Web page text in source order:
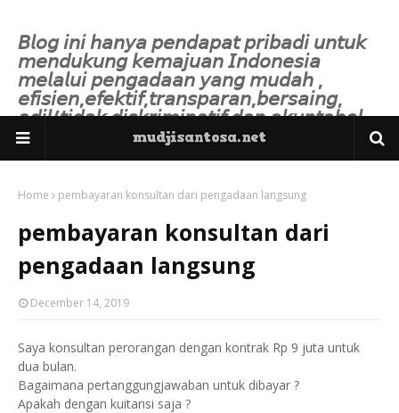
𝘉𝘭𝘰𝘨 𝘪𝘯𝘪 𝘩𝘢𝘯𝘺𝘢 𝘱𝘦𝘯𝘥𝘢𝘱𝘢𝘵 𝘱𝘳𝘪𝘣𝘢𝘥𝘪 𝘶𝘯𝘵𝘶𝘬
𝘮𝘦𝘯𝘥𝘶𝘬𝘶𝘯𝘨 𝘬𝘦𝘮𝘢𝘫𝘶𝘢𝘯 𝘐𝘯𝘥𝘰𝘯𝘦𝘴𝘪𝘢
𝘮𝘦𝘭𝘢𝘭𝘶𝘪 𝘱𝘦𝘯𝘨𝘢𝘥𝘢𝘢𝘯 𝘺𝘢𝘯𝘨 𝘮𝘶𝘥𝘢𝘩 ,
𝘦𝘧𝘪𝘴𝘪𝘦𝘯,𝘦𝘧𝘦𝘬𝘵𝘪𝘧,𝘵𝘳𝘢𝘯𝘴𝘱𝘢𝘳𝘢𝘯,𝘣𝘦𝘳𝘴𝘢𝘪𝘯𝘨,
𝘢𝘥𝘪𝘭/𝘵𝘪𝘥𝘢𝘬 𝘥𝘪𝘴𝘬𝘳𝘪𝘮𝘪𝘯𝘢𝘵𝘪𝘧 𝘥𝘢𝘯 𝘢𝘬𝘶𝘯𝘵𝘢𝘣𝘦𝘭.
Home pembayaran konsultan dari pengadaan langsung
pembayaran konsultan dari
pengadaan langsung
December 14, 2019
Saya konsultan perorangan dengan kontrak Rp 9 juta untuk
dua bulan.
Bagaimana pertanggungjawaban untuk dibayar ?
Apakah dengan kuitansi saja ?